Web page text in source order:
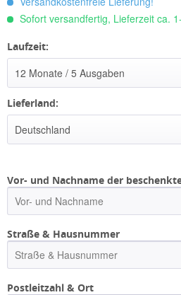
Sofort versandfertig, Lieferzeit ca.
Laufzeit:
Lieferland:
Vor- und Nachname der
Straße & Hausnummer
Postleitzahl & Ort